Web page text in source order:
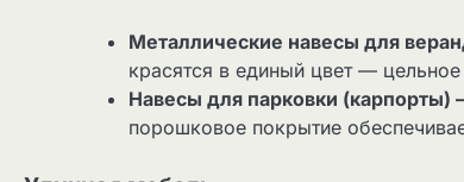
Металлические навесы для
красятся в единый цвет —
Навесы для парковки (карпорты)
порошковое покрытие